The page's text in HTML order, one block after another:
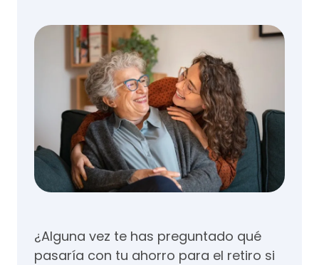
¿Alguna vez te has preguntado qué
pasaría con tu ahorro para el retiro si